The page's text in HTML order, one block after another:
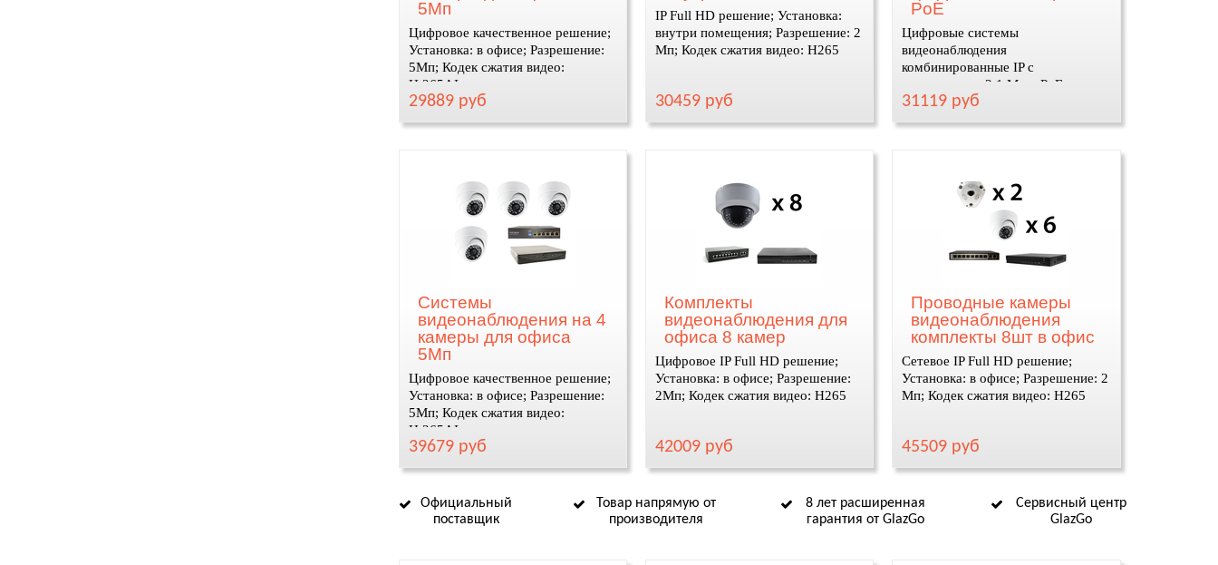
5Мп
Цифровое качественное решение;
Установка: в офисе; Разрешение:
5Мп; Кодек сжатия видео:
H.265AI
29889 руб
IP Full HD решение; Установка:
внутри помещения; Разрешение: 2
Мп; Кодек сжатия видео: H265
30459 руб
PoE
Цифровые системы
видеонаблюдения
комбинированные IP с
разрешением 2,1 Мп и PoE
31119 руб
Системы
видеонаблюдения на 4
камеры для офиса
5Мп
Цифровое качественное решение;
Установка: в офисе; Разрешение:
5Мп; Кодек сжатия видео:
H.265AI
39679 руб
Комплекты
видеонаблюдения для
офиса 8 камер
Цифровое IP Full HD решение;
Установка: в офисе; Разрешение:
2Мп; Кодек сжатия видео: H265
42009 руб
Проводные камеры
видеонаблюдения
комплекты 8шт в офис
Сетевое IP Full HD решение;
Установка: в офисе; Разрешение: 2
Мп; Кодек сжатия видео: H265
45509 руб
Официальный
поставщик
Товар напрямую от
производителя
8 лет расширенная
гарантия от GlazGo
Сервисный центр
GlazGo